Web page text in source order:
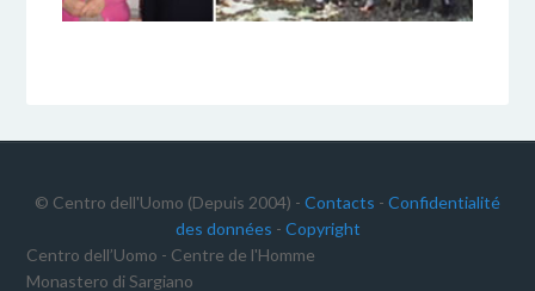
© Centro dell'Uomo (Depuis 2004) - Contacts - Confidentialité
des données - Copyright
Centro dell’Uomo - Centre de l'Homme
Monastero di Sargiano